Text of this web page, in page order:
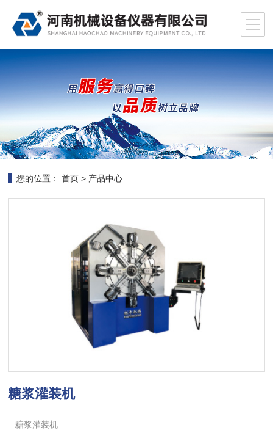
您的位置： 首页 > 产品中心
糖浆灌装机
糖浆灌装机